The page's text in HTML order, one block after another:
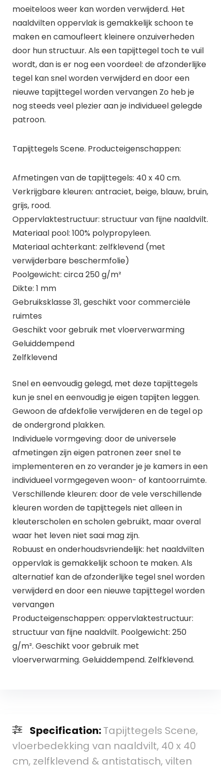
moeiteloos weer kan worden verwijderd. Het
naaldvilten oppervlak is gemakkelijk schoon te
maken en camoufleert kleinere onzuiverheden
door hun structuur. Als een tapijttegel toch te vuil
wordt, dan is er nog een voordeel: de afzonderlijke
tegel kan snel worden verwijderd en door een
nieuwe tapijttegel worden vervangen Zo heb je
nog steeds veel plezier aan je individueel gelegde
patroon.
Tapijttegels Scene. Producteigenschappen:
Afmetingen van de tapijttegels: 40 x 40 cm.
Verkrijgbare kleuren: antraciet, beige, blauw, bruin,
grijs, rood.
Oppervlaktestructuur: structuur van fijne naaldvilt.
Materiaal pool: 100% polypropyleen.
Materiaal achterkant: zelfklevend (met
verwijderbare beschermfolie)
Poolgewicht: circa 250 g/m²
Dikte: 1 mm
Gebruiksklasse 31, geschikt voor commerciële
ruimtes
Geschikt voor gebruik met vloerverwarming
Geluiddempend
Zelfklevend
Snel en eenvoudig gelegd, met deze tapijttegels
kun je snel en eenvoudig je eigen tapijten leggen.
Gewoon de afdekfolie verwijderen en de tegel op
de ondergrond plakken.
Individuele vormgeving: door de universele
afmetingen zijn eigen patronen zeer snel te
implementeren en zo verander je je kamers in een
individueel vormgegeven woon- of kantoorruimte.
Verschillende kleuren: door de vele verschillende
kleuren worden de tapijttegels niet alleen in
kleuterscholen en scholen gebruikt, maar overal
waar het leven niet saai mag zijn.
Robuust en onderhoudsvriendelijk: het naaldvilten
oppervlak is gemakkelijk schoon te maken. Als
alternatief kan de afzonderlijke tegel snel worden
verwijderd en door een nieuwe tapijttegel worden
vervangen
Producteigenschappen: oppervlaktestructuur:
structuur van fijne naaldvilt. Poolgewicht: 250
g/m². Geschikt voor gebruik met
vloerverwarming. Geluiddempend. Zelfklevend.
Specification:Tapijttegels Scene,
vloerbedekking van naaldvilt, 40 x 40
cm, zelfklevend & antistatisch, vilten